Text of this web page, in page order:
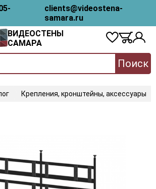
clients@videostena-
samara.ru
ВИДЕОСТЕНЫ
САМАРА
Поиск
Крепления, кронштейны, аксессуары